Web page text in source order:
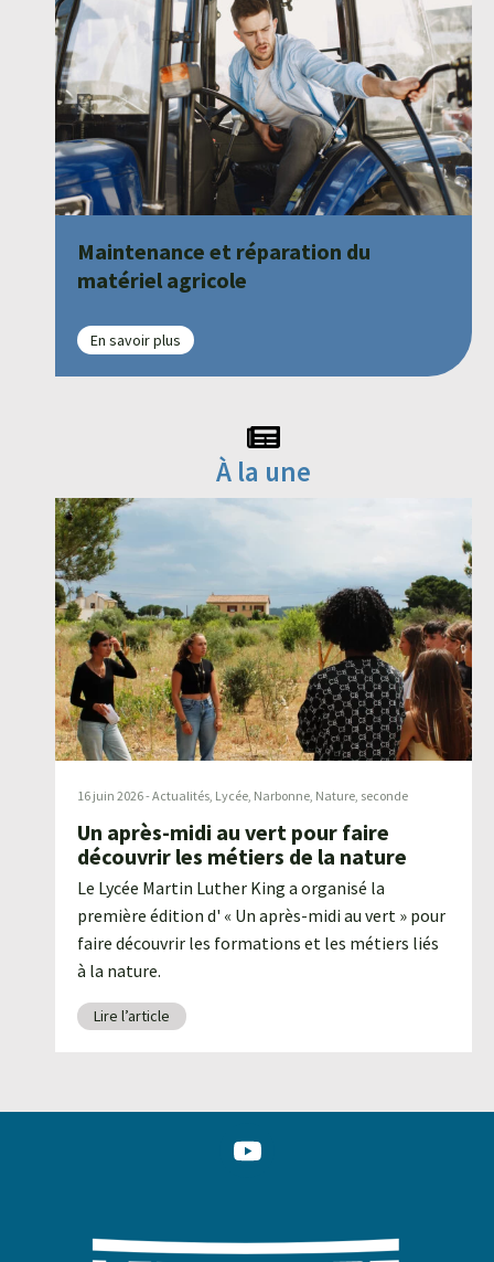
Maintenance et réparation du
matériel agricole
En savoir plus
À la une
16 juin 2026-Actualités, Lycée, Narbonne, Nature, seconde
Un après-midi au vert pour faire
découvrir les métiers de la nature
Le Lycée Martin Luther King a organisé la
première édition d' « Un après-midi au vert » pour
faire découvrir les formations et les métiers liés
à la nature.
Lire l’article